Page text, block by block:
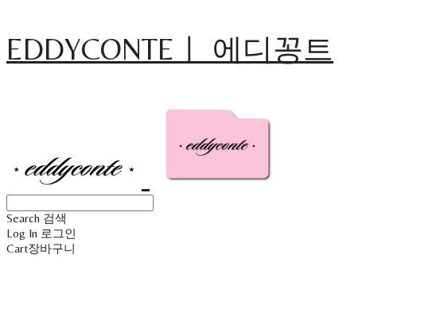
EDDYCONTEㅣ 에디꽁트
Search 검색
Log In 로그인
Cart장바구니